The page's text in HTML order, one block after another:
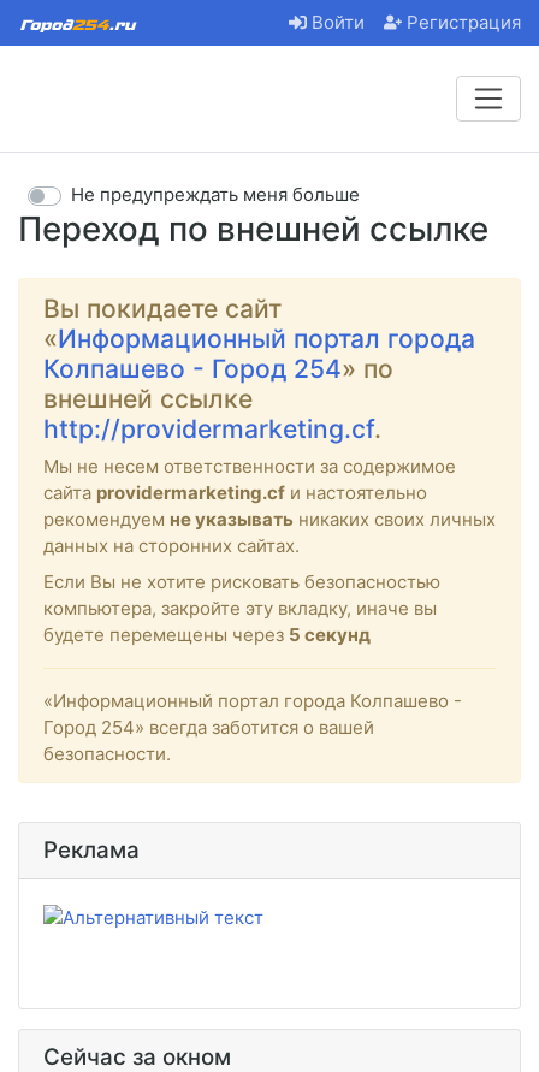
Войти Регистрация
Переход по внешней ссылке
Не предупреждать меня больше
Вы покидаете сайт
«Информационный портал города
Колпашево - Город 254» по
внешней ссылке
http://providermarketing.cf.
Мы не несем ответственности за содержимое
сайта providermarketing.cf и настоятельно
рекомендуем не указывать никаких своих личных
данных на сторонних сайтах.
Если Вы не хотите рисковать безопасностью
компьютера, закройте эту вкладку, иначе вы
будете перемещены через 5 секунд
«Информационный портал города Колпашево -
Город 254» всегда заботится о вашей
безопасности.
Реклама
Сейчас за окном